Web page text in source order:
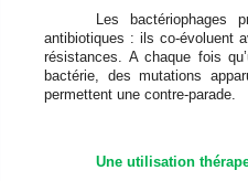
Les bactériophages
antibiotiques : ils co-évoluent
résistances. A chaque fois
bactérie, des mutations
permettent une contre-parade.
Une utilisation